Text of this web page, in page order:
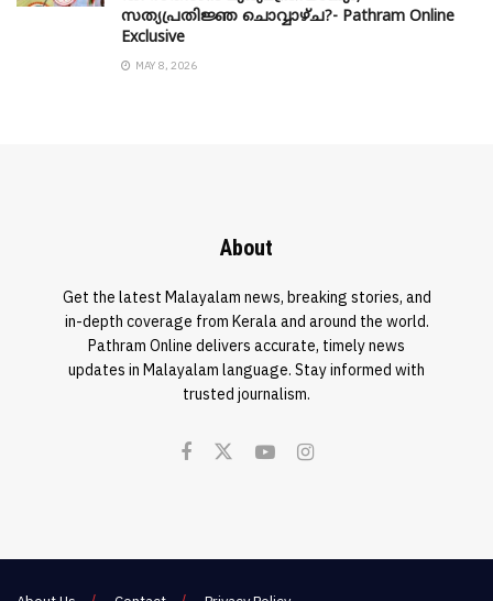
സത്യപ്രതിജ്ഞ ചൊവ്വാഴ്ച?- Pathram Online
Exclusive
MAY 8, 2026
About
Get the latest Malayalam news, breaking stories, and
in-depth coverage from Kerala and around the world.
Pathram Online delivers accurate, timely news
updates in Malayalam language. Stay informed with
trusted journalism.